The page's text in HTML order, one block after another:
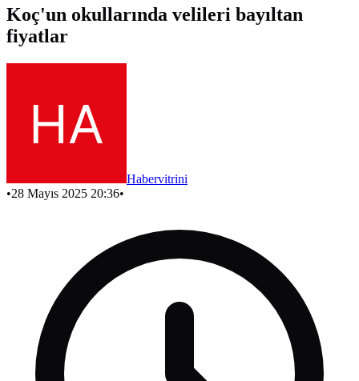
Koç'un okullarında velileri bayıltan
fiyatlar
Habervitrini
•28 Mayıs 2025 20:36•